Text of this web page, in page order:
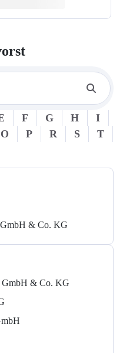
F G H
I
O P R S
T
GmbH & Co. KG
GmbH & Co. KG